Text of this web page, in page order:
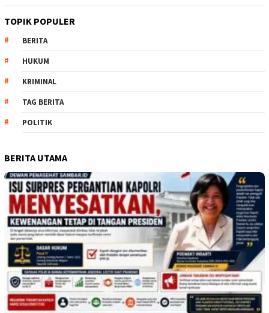
TOPIK POPULER
BERITA
HUKUM
KRIMINAL
TAG BERITA
POLITIK
BERITA UTAMA